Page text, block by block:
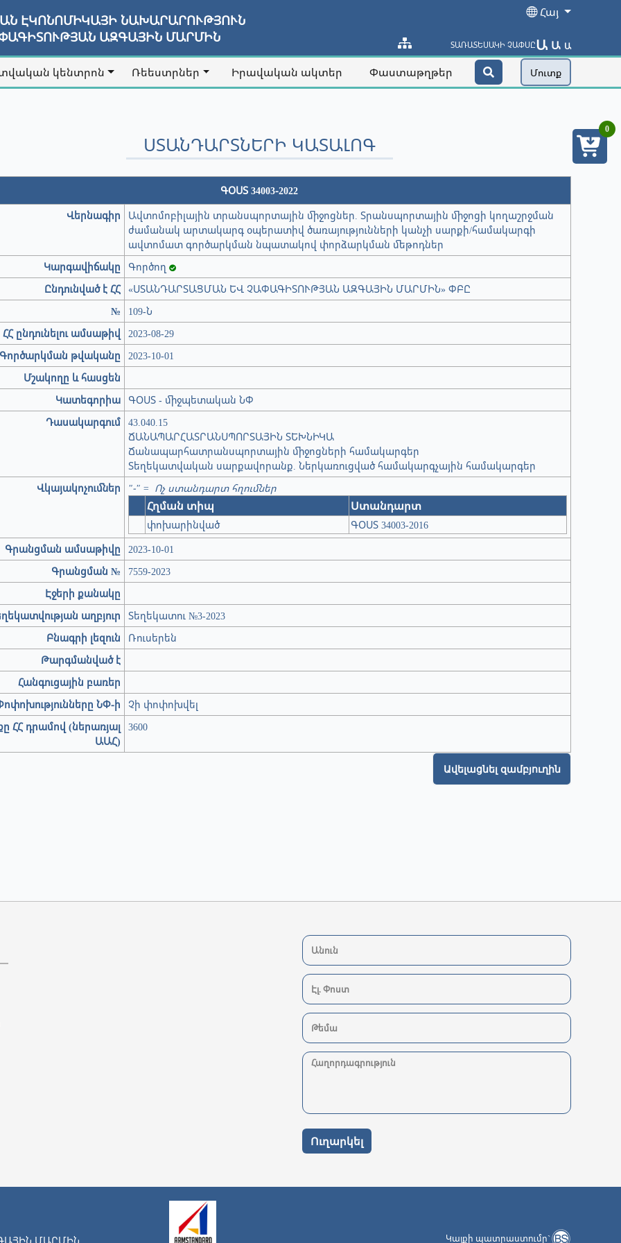
ԷԿՈՆՈՄԻԿԱՅԻ ՆԱԽԱՐԱՐՈՒԹՅՈՒՆ
ԱԶԳԱՅԻՆ ՄԱՐՄԻՆ
Հայ
ՏԱՌԱՏԵՍԱԿԻ ՉԱՓՍԸԱ Ա Ա
կենտրոն Ռեեստրներ Իրավական ակտեր Փաստաթղթեր Մուտք
ՍՏԱՆԴԱՐՏՆԵՐԻ ԿԱՏԱԼՈԳ
ԳՕՍՏ 34003-2022
Վերնագիր
Ավտոմոբիլային տրանսպորտային միջոցներ. Տրանսպորտային միջոցի կողաշրջման
ժամանակ արտակարգ օպերատիվ ծառայությունների կանչի սարքի/համակարգի
ավտոմատ գործարկման նպատակով փորձարկման մեթոդներ
Կարգավիճակը
Գործող
Ընդունված է ՀՀ «ՍՏԱՆԴԱՐՏԱՑՄԱՆ ԵՎ ՉԱՓԱԳԻՏՈՒԹՅԱՆ ԱԶԳԱՅԻՆ ՄԱՐՄԻՆ» ՓԲԸ
№
109-Ն
ՀՀ ընդունելու ամսաթիվ
2023-08-29
Գործարկման թվականը
2023-10-01
Մշակողը և հասցեն
Կատեգորիա
ԳՕՍՏ - միջպետական ՆՓ
Դասակարգում 43.040.15
ՃԱՆԱՊԱՐՀԱՏՐԱՆՍՊՈՐՏԱՅԻՆ ՏԵԽՆԻԿԱ
Ճանապարհատրանսպորտային միջոցների համակարգեր
Տեղեկատվական սարքավորանք. Ներկառուցված համակարգչային համակարգեր
Վկայակոչումներ
"-" = Ոչ ստանդարտ հղումներ
Հղման տիպ Ստանդարտ
փոխարինված
ԳՕՍՏ 34003-2016
Գրանցման ամսաթիվը
2023-10-01
Գրանցման №
7559-2023
Էջերի քանակը
աղբյուր
Տեղեկատու №3-2023
Բնագրի լեզուն
Ռուսերեն
Թարգմանված է
Հանգուցային բառեր
ՆՓ-ի
Չի փոփոխվել
ՀՀ դրամով (ներառյալ
ԱԱՀ)
3600
Ավելացնել զամբյուղին
Ուղարկել
Կայքի պատրաստումը`
0